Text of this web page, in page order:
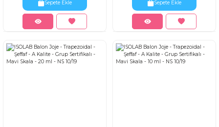
Sepete Ekle Sepete Ekle